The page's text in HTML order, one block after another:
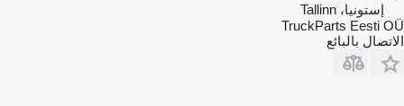
إستونيا، Tallinn
TruckParts Eesti OÜ
الاتصال بالبائع